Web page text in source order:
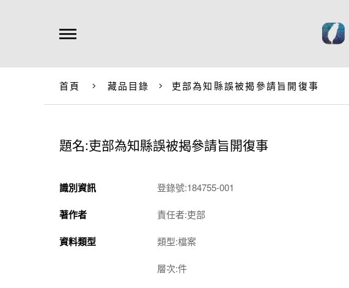
首頁 藏品目錄 吏部為知縣誤被揭參請旨開復事
題名:吏部為知縣誤被揭參請旨開復事
識別資訊 登錄號:184755-001
著作者 責任者:吏部
資料類型 類型:檔案
層次:件